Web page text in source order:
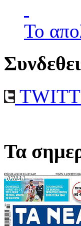
Το
Τα